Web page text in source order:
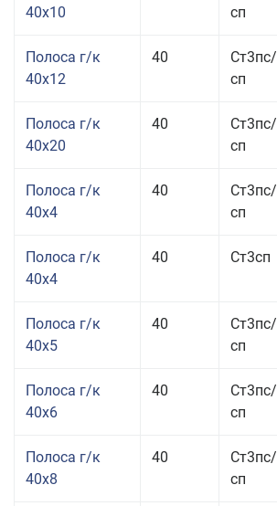
40x10
сп
Полоса г/к
40x12
40
Ст3пс/
сп
Полоса г/к
40x20
40
Ст3пс/
сп
Полоса г/к
40x4
40
Ст3пс/
сп
Полоса г/к
40x4
40 Ст3сп
Полоса г/к
40x5
40
Ст3пс/
сп
Полоса г/к
40x6
40
Ст3пс/
сп
Полоса г/к
40x8
40
Ст3пс/
сп